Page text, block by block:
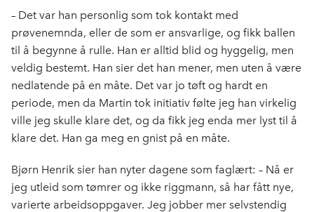
– Det var han personlig som tok kontakt med
prøvenemnda, eller de som er ansvarlige, og fikk ballen
til å begynne å rulle. Han er alltid blid og hyggelig, men
veldig bestemt. Han sier det han mener, men uten å være
nedlatende på en måte. Det var jo tøft og hardt en
periode, men da Martin tok initiativ følte jeg han virkelig
ville jeg skulle klare det, og da fikk jeg enda mer lyst til å
klare det. Han ga meg en gnist på en måte.
Bjørn Henrik sier han nyter dagene som faglært: – Nå er
jeg utleid som tømrer og ikke riggmann, så har fått nye,
varierte arbeidsoppgaver. Jeg jobber mer selvstendig